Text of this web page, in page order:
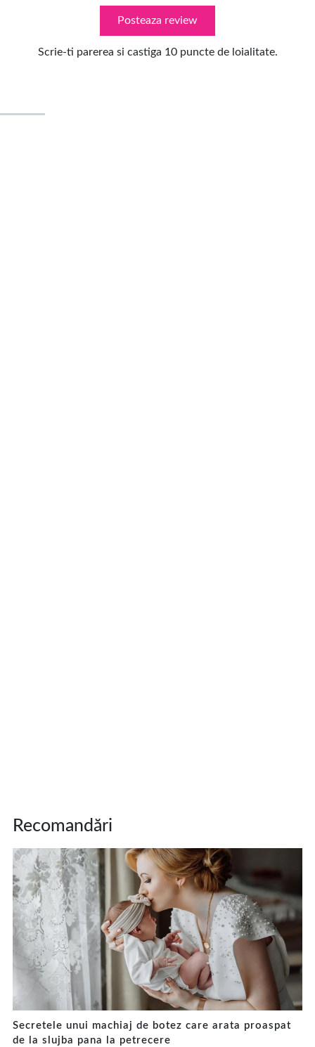
Posteaza review
Scrie-ti parerea si castiga 10 puncte de loialitate.
Recomandări
Secretele unui machiaj de botez care arata proaspat
de la slujba pana la petrecere